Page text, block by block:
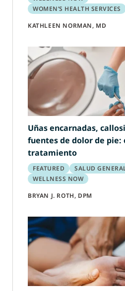
WOMEN’S HEALTH SERVICES
KATHLEEN NORMAN, MD
Uñas encarnadas,
fuentes de dolor de pie:
tratamiento
FEATURED
SALUD
WELLNESS NOW
BRYAN J. ROTH, DPM